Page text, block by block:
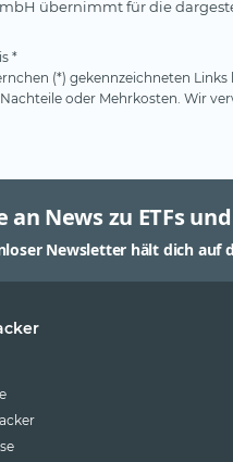
übernimmt für die
*
(*) gekennzeichneten
oder Mehrkosten. Wir
News zu ETFs
Newsletter hält dich auf